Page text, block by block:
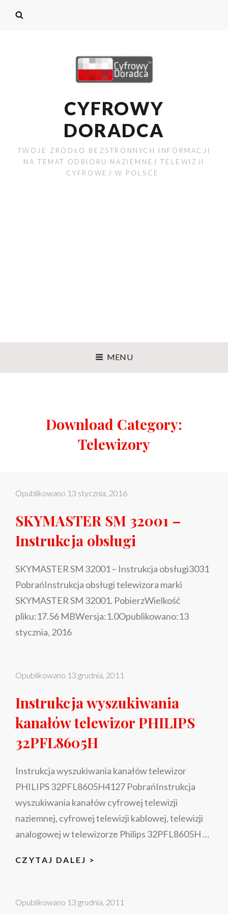
CYFROWY
DORADCA
TWOJE ŹRÓDŁO BEZSTRONNYCH INFORMACJI
NA TEMAT ODBIORU NAZIEMNEJ TELEWIZJI
CYFROWEJ W POLSCE.
MENU
Download Category:
Telewizory
Opublikowano 13 stycznia, 2016
SKYMASTER SM 32001 –
Instrukcja obsługi
SKYMASTER SM 32001 – Instrukcja obsługi3031
PobrańInstrukcja obsługi telewizora marki
SKYMASTER SM 32001. PobierzWielkość
pliku:17.56 MBWersja:1.0Opublikowano:13
stycznia, 2016
Opublikowano 13 grudnia, 2011
Instrukcja wyszukiwania
kanałów telewizor PHILIPS
32PFL8605H
Instrukcja wyszukiwania kanałów telewizor
PHILIPS 32PFL8605H4127 PobrańInstrukcja
wyszukiwania kanałów cyfrowej telewizji
naziemnej, cyfrowej telewizji kablowej, telewizji
analogowej w telewizorze Philips 32PFL8605H …
CZYTAJ DALEJ >
TELEWIZOR
Opublikowano 13 grudnia, 2011